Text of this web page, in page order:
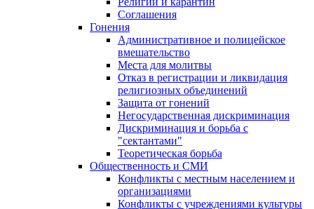
Соглашения
Гонения
Административное и полицейское
вмешательство
Места для молитвы
Отказ в регистрации и ликвидация
религиозных объединений
Защита от гонений
Негосударственная дискриминация
Дискриминация и борьба с
"сектантами"
Теоретическая борьба
Общественность и СМИ
Конфликты с местным населением и
организациями
Конфликты с учреждениями культуры